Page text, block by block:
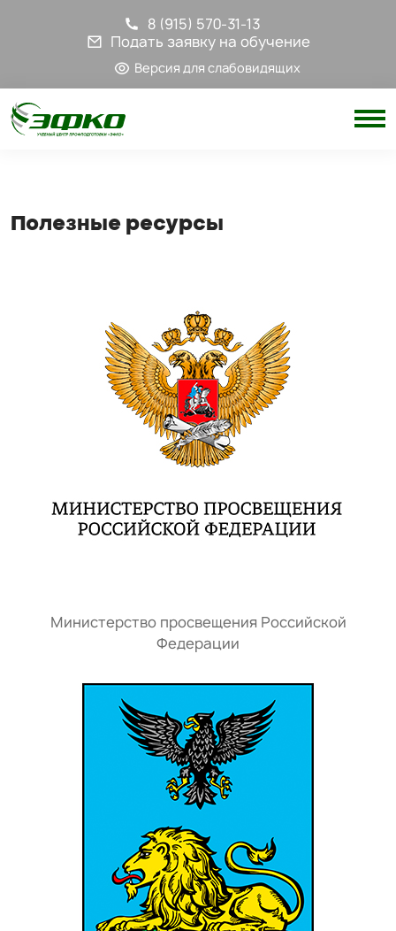
8 (915) 570-31-13
Подать заявку на обучение
Версия для слабовидящих
Полезные ресурсы
Министерство просвещения Российской
Федерации